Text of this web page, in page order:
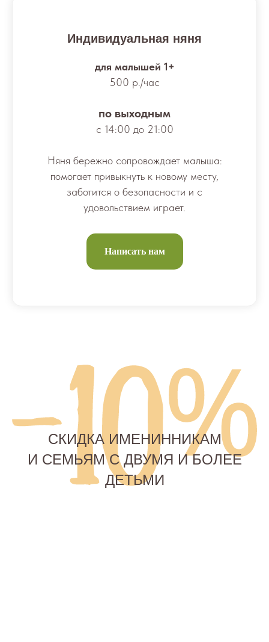
Индивидуальная няня
для малышей 1+
500 р./час
по выходным
с 14:00 до 21:00
Няня бережно сопровождает малыша:
помогает привыкнуть к новому месту,
заботится о безопасности и с
удовольствием играет.
Написать нам
СКИДКА ИМЕНИННИКАМ
И СЕМЬЯМ С ДВУМЯ И БОЛЕЕ
ДЕТЬМИ